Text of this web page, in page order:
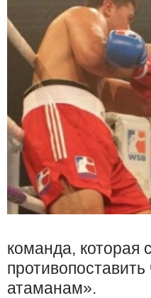
команда, которая
атаманам».